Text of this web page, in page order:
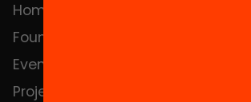
Home
Foundation
Events
Projects